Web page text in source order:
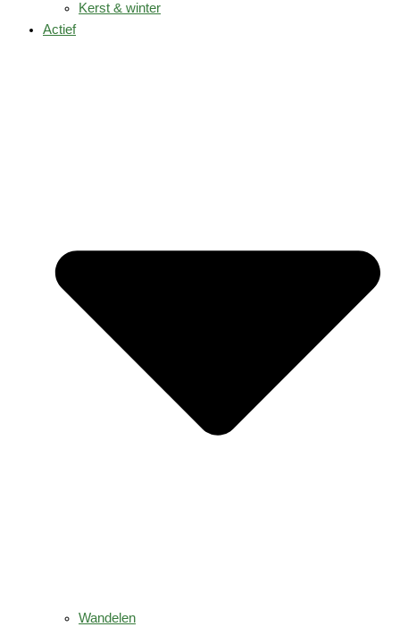
Kerst & winter
Actief
Wandelen